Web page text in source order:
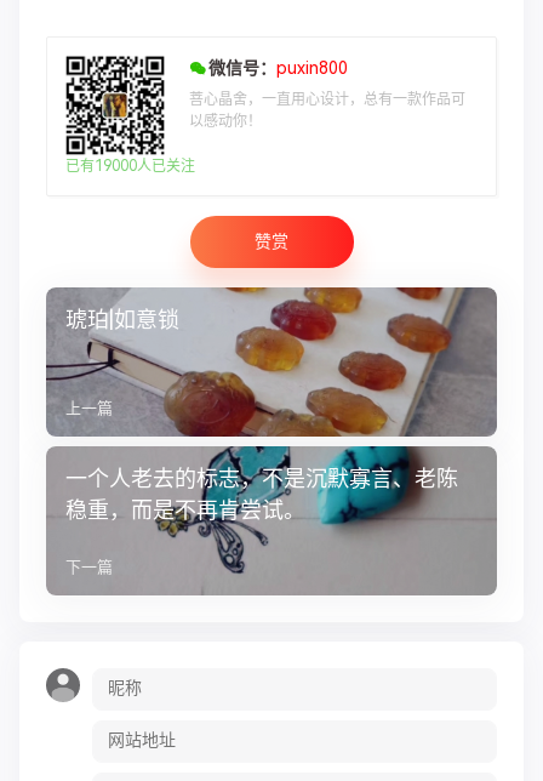
微信号： puxin800
菩心晶舍，一直用心设计，总有一款作品可
以感动你！
已有19000人已关注
赞赏
琥珀|如意锁
上一篇
一个人老去的标志，不是沉默寡言、老陈
稳重，而是不再肯尝试。
下一篇